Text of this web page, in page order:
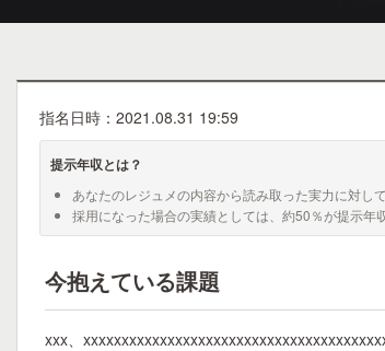
指名日時：2021.08.31 19:59
提示年収とは？
あなたのレジュメの内容から読み取った実力に対し
採用になった場合の実績としては、約50％が提示
今抱えている課題
xxx、